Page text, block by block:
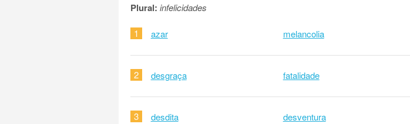
Plural: infelicidades
1 azar melancolia
2 desgraça fatalidade
3 desdita desventura